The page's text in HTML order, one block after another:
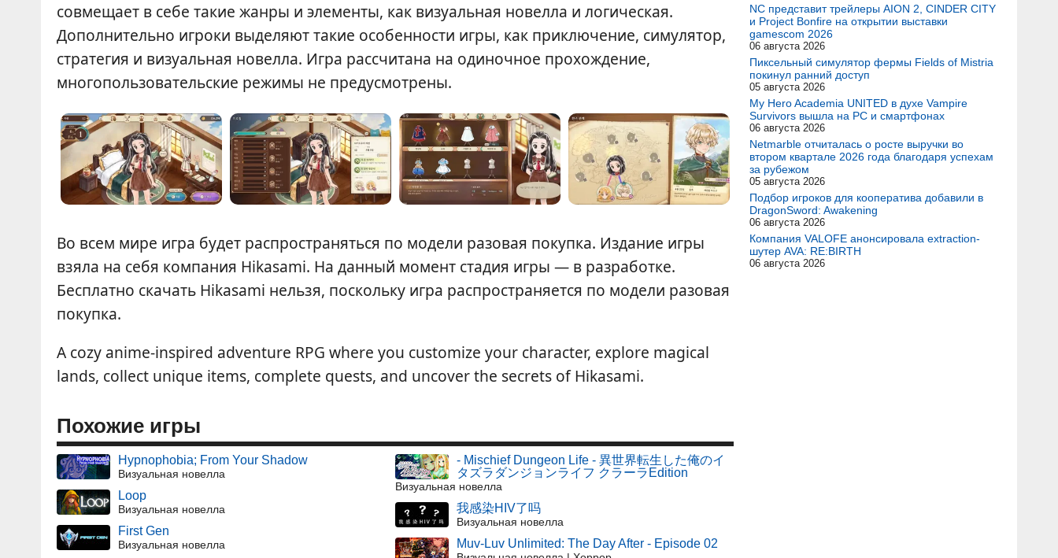
совмещает в себе такие жанры и элементы, как визуальная новелла и логическая.
Дополнительно игроки выделяют такие особенности игры, как приключение, симулятор,
стратегия и визуальная новелла. Игра рассчитана на одиночное прохождение,
многопользовательские режимы не предусмотрены.
Во всем мире игра будет распространяться по модели разовая покупка. Издание игры
взяла на себя компания Hikasami. На данный момент стадия игры — в разработке.
Бесплатно скачать Hikasami нельзя, поскольку игра распространяется по модели разовая
покупка.
A cozy anime-inspired adventure RPG where you customize your character, explore magical
lands, collect unique items, complete quests, and uncover the secrets of Hikasami.
Похожие игры
Hypnophobia; From Your Shadow
Визуальная новелла
Loop
Визуальная новелла
First Gen
Визуальная новелла
- Mischief Dungeon Life - 異世界転生した俺のイ
タズラダンジョンライフ クラーラEdition
Визуальная новелла
我感染HIV了吗
Визуальная новелла
Muv-Luv Unlimited: The Day After - Episode 02
NC представит трейлеры AION 2, CINDER CITY
и Project Bonfire на открытии выставки
gamescom 2026
06 августа 2026
Пиксельный симулятор фермы Fields of Mistria
покинул ранний доступ
05 августа 2026
My Hero Academia UNITED в духе Vampire
Survivors вышла на PC и смартфонах
06 августа 2026
Netmarble отчиталась о росте выручки во
втором квартале 2026 года благодаря успехам
за рубежом
05 августа 2026
Подбор игроков для кооператива добавили в
DragonSword: Awakening
06 августа 2026
Компания VALOFE анонсировала extraction-
шутер AVA: RE:BIRTH
06 августа 2026